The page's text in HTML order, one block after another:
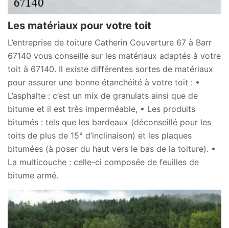
Les matériaux pour votre toit
L’entreprise de toiture Catherin Couverture 67 à Barr
67140 vous conseille sur les matériaux adaptés à votre
toit à 67140. Il existe différentes sortes de matériaux
pour assurer une bonne étanchéité à votre toit : •
L’asphalte : c’est un mix de granulats ainsi que de
bitume et il est très imperméable, • Les produits
bitumés : tels que les bardeaux (déconseillé pour les
toits de plus de 15° d’inclinaison) et les plaques
bitumées (à poser du haut vers le bas de la toiture). •
La multicouche : celle-ci composée de feuilles de
bitume armé.